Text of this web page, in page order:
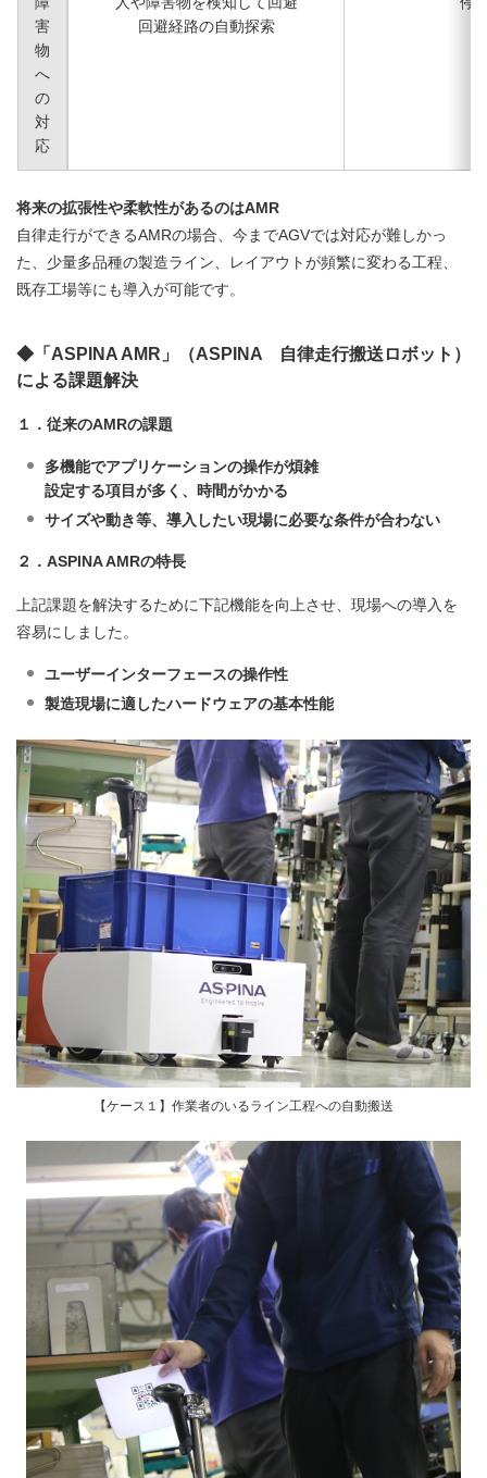
害
物
へ
の
対
応
回避経路の自動探索
将来の拡張性や柔軟性があるのはAMR
自律走行ができるAMRの場合、今までAGVでは対応が難しかっ
た、少量多品種の製造ライン、レイアウトが頻繁に変わる工程、
既存工場等にも導入が可能です。
◆「ASPINA AMR」（ASPINA 自律走行搬送ロボット）
による課題解決
１．従来のAMRの課題
多機能でアプリケーションの操作が煩雑
設定する項目が多く、時間がかかる
サイズや動き等、導入したい現場に必要な条件が合わない
２．ASPINA AMRの特長
上記課題を解決するために下記機能を向上させ、現場への導入を
容易にしました。
ユーザーインターフェースの操作性
製造現場に適したハードウェアの基本性能
【ケース１】作業者のいるライン工程への自動搬送